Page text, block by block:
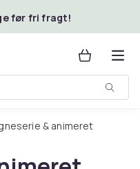
før fri fragt!
& animeret